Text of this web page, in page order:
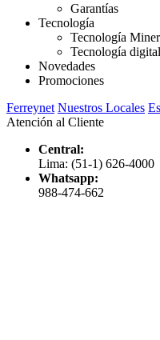
Garantías
Tecnología
Tecnología
Tecnología digital
Novedades
Promociones
Ferreynet Nuestros Locales
Atención al Cliente
Central:
Lima: (51-1) 626-4000
Whatsapp:
988-474-662